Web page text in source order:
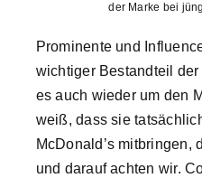
der Marke bei
Prominente und
wichtiger Bestandteil
es auch wieder um den
weiß, dass sie
McDonald’s mitbringen,
und darauf achten wir.